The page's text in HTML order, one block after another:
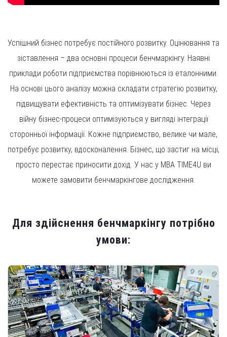
Успішний бізнес потребує постійного розвитку. Оцінювання та
зіставлення – два основні процеси бенчмаркінгу. Наявні
приклади роботи підприємства порівнюються із еталонними.
На основі цього аналізу можна складати стратегію розвитку,
підвищувати ефективність та оптимізувати бізнес. Через
війну бізнес-процеси оптимізуються у вигляді інтеграції
сторонньої інформації. Кожне підприємство, велике чи мале,
потребує розвитку, вдосконалення. Бізнес, що застиг на місці,
просто перестає приносити дохід. У нас у MBA TIME4U ви
можете замовити бенчмаркінгове дослідження.
Для здійснення бенчмаркінгу потрібно
умови: